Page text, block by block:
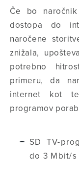
Če bo
dostopa do
naročene
znižala,
potrebno
primeru, da
internet kot
programov
SD TV-
do 3 Mbit/